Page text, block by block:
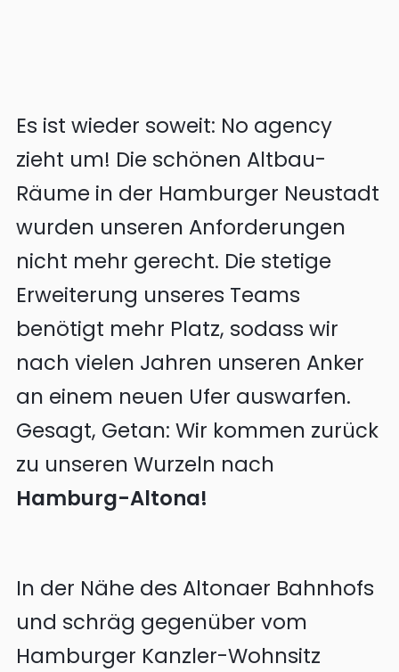
Es ist wieder soweit: No agency
zieht um! Die schönen Altbau-
Räume in der Hamburger Neustadt
wurden unseren Anforderungen
nicht mehr gerecht. Die stetige
Erweiterung unseres Teams
benötigt mehr Platz, sodass wir
nach vielen Jahren unseren Anker
an einem neuen Ufer auswarfen.
Gesagt, Getan: Wir kommen zurück
zu unseren Wurzeln nach
Hamburg-Altona!
In der Nähe des Altonaer Bahnhofs
und schräg gegenüber vom
Hamburger Kanzler-Wohnsitz